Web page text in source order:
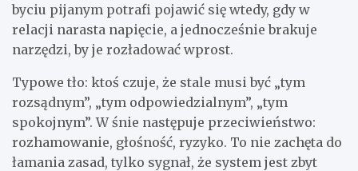
byciu pijanym potrafi pojawić się wtedy, gdy w
relacji narasta napięcie, a jednocześnie brakuje
narzędzi, by je rozładować wprost.
Typowe tło: ktoś czuje, że stale musi być „tym
rozsądnym”, „tym odpowiedzialnym”, „tym
spokojnym”. W śnie następuje przeciwieństwo:
rozhamowanie, głośność, ryzyko. To nie zachęta do
łamania zasad, tylko sygnał, że system jest zbyt